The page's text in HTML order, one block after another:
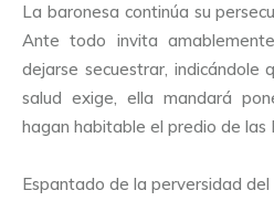
La baronesa continúa su
Ante todo invita
dejarse secuestrar, indicándole
salud exige, ella mandará
hagan habitable el predio de las
Espantado de la perversidad